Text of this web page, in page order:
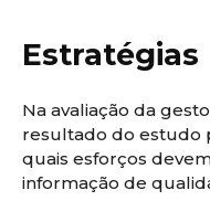
Estratégias
Na avaliação da
resultado do estudo
quais esforços
informação de